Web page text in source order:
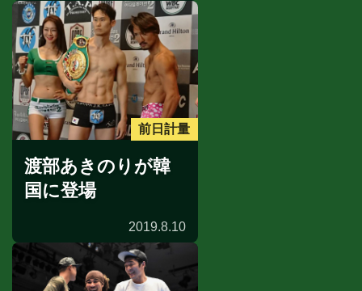
前日計量
渡部あきのりが韓
国に登場
2019.8.10